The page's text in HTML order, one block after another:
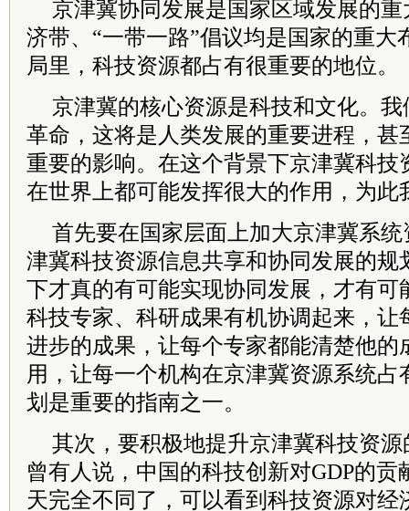
京津冀协同发展是国家区域发展的
济带、“一带一路”倡议均是国家的重大
局里，科技资源都占有很重要的地位。
京津冀的核心资源是科技和文化。
革命，这将是人类发展的重要进程，甚
重要的影响。在这个背景下京津冀科技
在世界上都可能发挥很大的作用，为此
首先要在国家层面上加大京津冀系
津冀科技资源信息共享和协同发展的规
下才真的有可能实现协同发展，才有可
科技专家、科研成果有机协调起来，让
进步的成果，让每个专家都能清楚他的
用，让每一个机构在京津冀资源系统占
划是重要的指南之一。
其次，要积极地提升京津冀科技资
曾有人说，中国的科技创新对GDP的贡
天完全不同了，可以看到科技资源对经